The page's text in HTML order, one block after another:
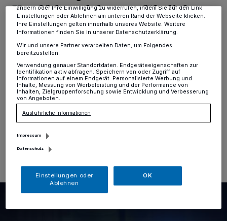
Kradfahrer lebensgefährlich
verletzt
Bei einem schweren Verkehrsunfall gestern Nachmittag
auf der A 3 in Richtung Köln hat sich ein Kradfahrer
lebensgefährlich verletzt, als er am Stauende auf einen
Pkw aufgefahren war. Rettungskräfte brachten ihn mit
einem Rettungshubschrauber in ein Krankenhaus.
08.04.2024 , 12:15 Uhr
ändern oder Ihre Einwilligung zu widerrufen, indem Sie auf den Link
Einstellungen oder Ablehnen am unteren Rand der Webseite klicken.
Ihre Einstellungen gelten innerhalb unseres Website. Weitere
Informationen finden Sie in unserer Datenschutzerklärung.
Wir und unsere Partner verarbeiten Daten, um Folgendes
bereitzustellen:
Verwendung genauer Standortdaten. Endgeräteeigenschaften zur
Identifikation aktiv abfragen. Speichern von oder Zugriff auf
Informationen auf einem Endgerät. Personalisierte Werbung und
Inhalte, Messung von Werbeleistung und der Performance von
Inhalten, Zielgruppenforschung sowie Entwicklung und Verbesserung
von Angeboten.
Ausführliche Informationen
Impressum
Datenschutz
Einstellungen oder
Ablehnen
OK